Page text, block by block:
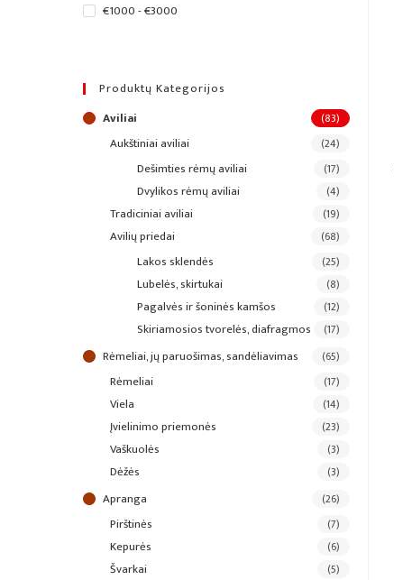
€1000 - €3000
Produktų Kategorijos
aviliai
(83)
aukštiniai aviliai (24)
dešimties rėmų aviliai (17)
dvylikos rėmų aviliai (4)
tradiciniai aviliai (19)
avilių priedai (68)
lakos sklendės (25)
lubelės, skirtukai (8)
pagalvės ir šoninės kamšos (12)
skiriamosios tvorelės, diafragmos (17)
rėmeliai, jų paruošimas, sandėliavimas (65)
rėmeliai (17)
viela (14)
įvielinimo priemonės (23)
vaškuolės (3)
dėžės (3)
apranga (26)
pirštinės (7)
kepurės (6)
švarkai (5)